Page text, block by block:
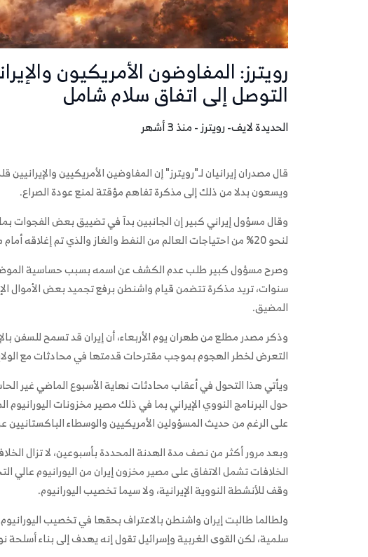
رويترز: المفاوضون الأمريكيون
التوصل إلى اتفاق سلام شامل
الحديدة لايف- رويترز - منذ 3 أشهر
قال مصدران إيرانيان لـ"رويترز" إن المفاوضين الأمريكيين
ويسعون بدلا من ذلك إلى مذكرة تفاهم مؤقتة لمنع عودة الصراع.
وقال مسؤول إيراني كبير إن الجانبين بدآ في تضييق بعض
لنحو 20% من احتياجات العالم من النفط والغاز والذي تم إغلاقه أمام معظم السفن لأسابيع.
وصرح مسؤول كبير طلب عدم الكشف عن اسمه بسبب حساسية
سنوات، تريد مذكرة تتضمن قيام واشنطن برفع تجميد بعض الأموال
المضيق.
وذكر مصدر مطلع من طهران يوم الأربعاء، أن إيران قد تسمح للسفن
التعرض لخطر الهجوم بموجب مقترحات قدمتها في محادثات مع
ويأتي هذا التحول في أعقاب محادثات نهاية الأسبوع الماضي غير
حول البرنامج النووي الإيراني بما في ذلك مصير مخزونات
على الرغم من حديث المسؤولين الأمريكيين والوسطاء الباكستانيين
وبعد مرور أكثر من نصف مدة الهدنة المحددة بأسبوعين، لا تزال
الخلافات تشمل الاتفاق على مصير مخزون إيران من اليورانيوم عالي
وقف للأنشطة النووية الإيرانية، ولا سيما تخصيب اليورانيوم.
ولطالما طالبت إيران واشنطن بالاعتراف بحقها في تخصيب
سلمية، لكن القوى الغربية وإسرائيل تقول إنه يهدف إلى بناء أسلحة